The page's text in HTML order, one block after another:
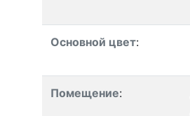
Основной цвет:
Помещение: